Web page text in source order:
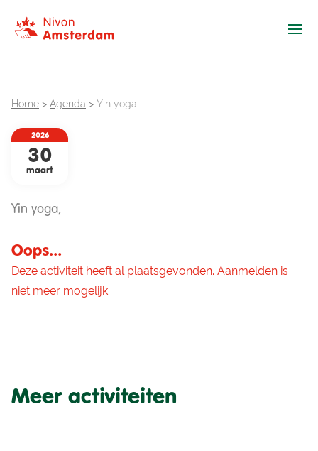
Home > Agenda > Yin yoga,
2026
30
maart
Yin yoga,
Oops...
Deze activiteit heeft al plaatsgevonden. Aanmelden is
niet meer mogelijk.
Meer activiteiten